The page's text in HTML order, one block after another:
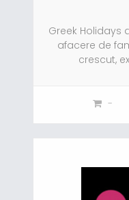
Greek Holidays
afacere de
crescut,
-